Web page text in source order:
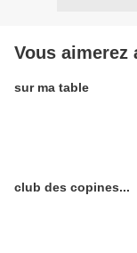
Vous aimerez
sur ma table
club des copines...